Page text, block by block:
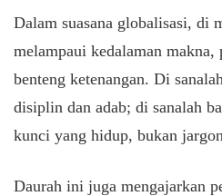
Dalam suasana globalisasi, di
melampaui kedalaman makna,
benteng ketenangan. Di
disiplin dan adab; di sanalah
kunci yang hidup, bukan
Daurah ini juga mengajarkan